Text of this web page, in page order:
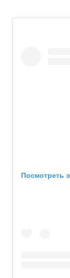
Посмотреть